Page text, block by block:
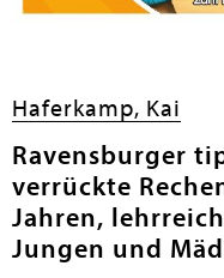
Haferkamp, Kai
Ravensburger
verrückte
Jahren,
Jungen und